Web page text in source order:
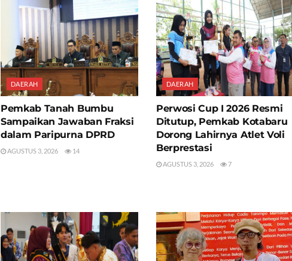
DAERAH
Pemkab Tanah Bumbu
Sampaikan Jawaban Fraksi
dalam Paripurna DPRD
AGUSTUS 3, 2026 14
DAERAH
Perwosi Cup I 2026 Resmi
Ditutup, Pemkab Kotabaru
Dorong Lahirnya Atlet Voli
Berprestasi
AGUSTUS 3, 2026 7